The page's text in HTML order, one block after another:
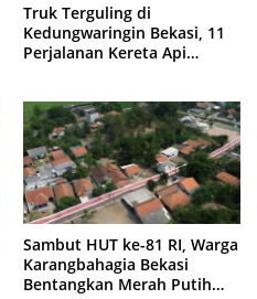
Truk Terguling di
Kedungwaringin Bekasi, 11
Perjalanan Kereta Api
Sambut HUT ke-81 RI, Warga
Karangbahagia Bekasi
Bentangkan Merah Putih